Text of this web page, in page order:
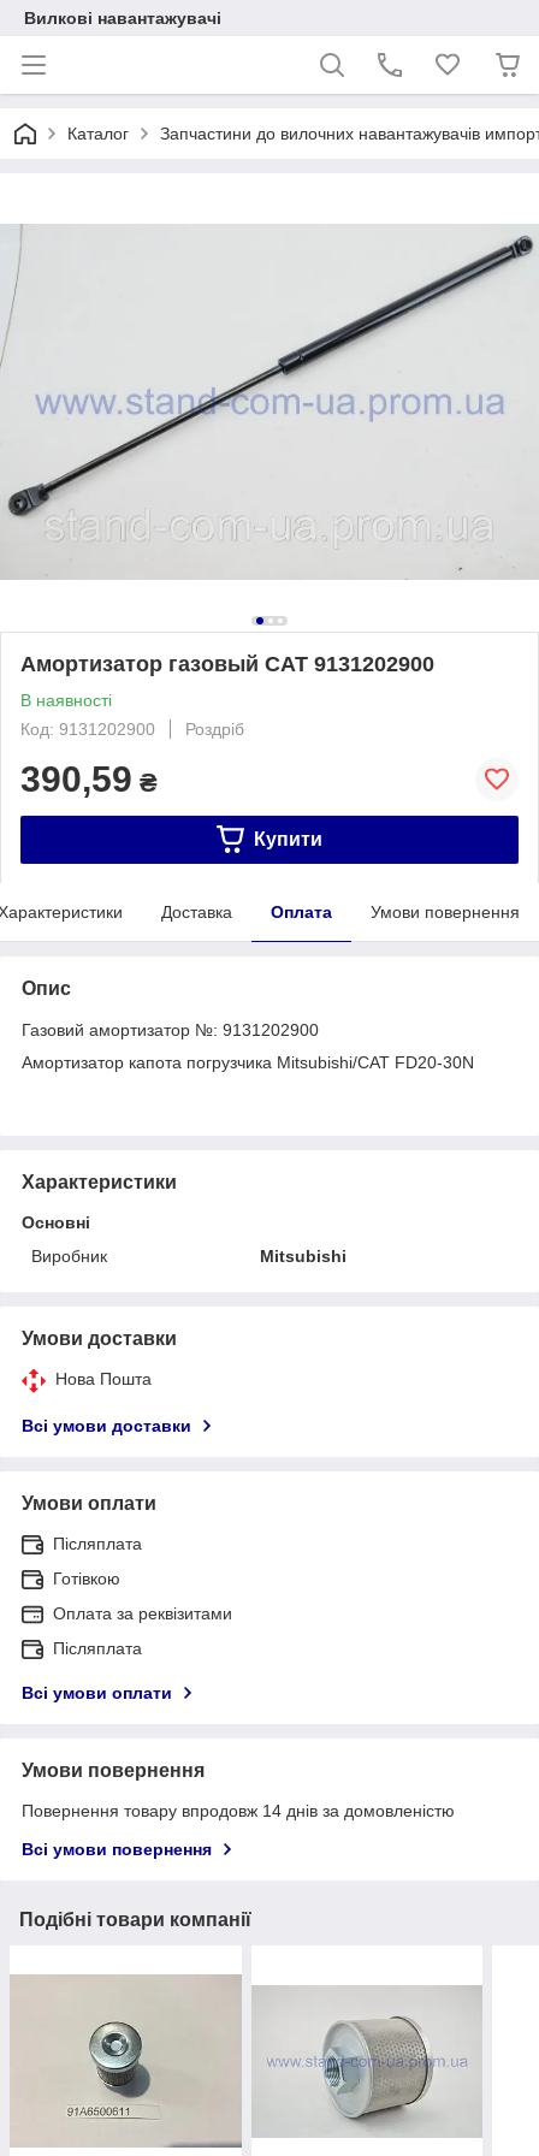
Вилкові навантажувачі
Каталог Запчастини до вилочних навантажувачів
Амортизатор газовый CAT 9131202900
В наявності
Код: 9131202900
Роздріб
390,59 ₴
Купити
Доставка Оплата Умови повернення
Опис
Газовий амортизатор №: 9131202900
Амортизатор капота погрузчика Mitsubishi/CAT FD20-30N
Характеристики
Основні
Виробник
Mitsubishi
Умови доставки
Нова Пошта
Всі умови доставки
Умови оплати
Післяплата
Готівкою
Оплата за реквізитами
Післяплата
Всі умови оплати
Умови повернення
Повернення товару впродовж 14 днів за домовленістю
Всі умови повернення
Подібні товари компанії